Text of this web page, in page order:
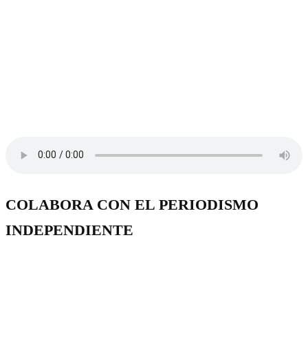
COLABORA CON EL PERIODISMO
INDEPENDIENTE